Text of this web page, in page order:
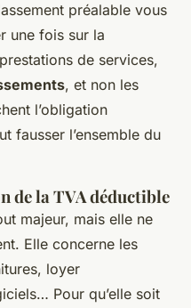
préalable vous
une fois sur la
de services,
, et non les
l’obligation
fausser l’ensemble du
de la TVA déductible
majeur, mais elle ne
Elle concerne les
loyer
Pour qu’elle soit